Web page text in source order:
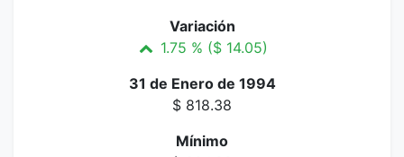
Variación
1.75 % ($ 14.05)
31 de Enero de 1994
$ 818.38
Mínimo